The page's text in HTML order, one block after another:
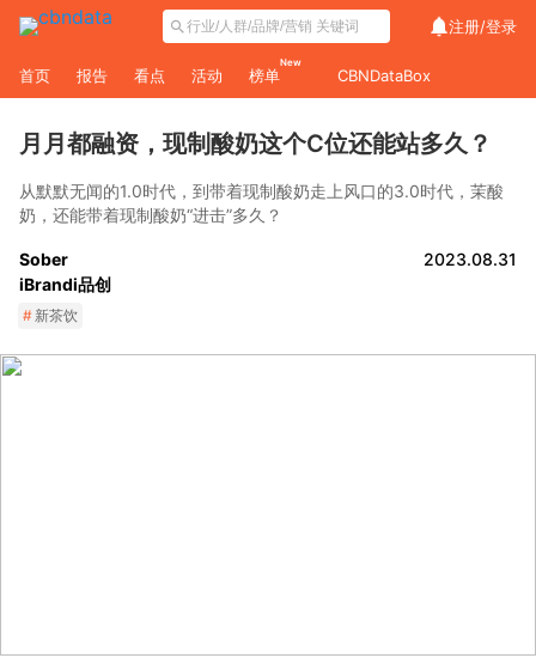
注册/登录
首页 报告 看点 活动 榜单
New
CBNDataBox
月月都融资，现制酸奶这个C位还能站多久？
从默默无闻的1.0时代，到带着现制酸奶走上风口的3.0时代，茉酸
奶，还能带着现制酸奶“进击”多久？
Sober
iBrandi品创
2023.08.31
# 新茶饮